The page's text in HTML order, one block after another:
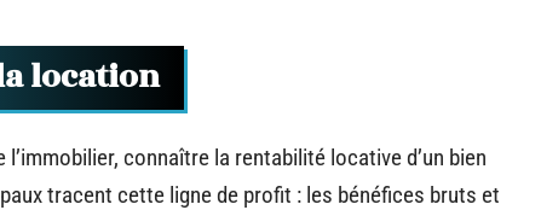
location
connaître la rentabilité locative d’un bien
tracent cette ligne de profit : les bénéfices bruts et